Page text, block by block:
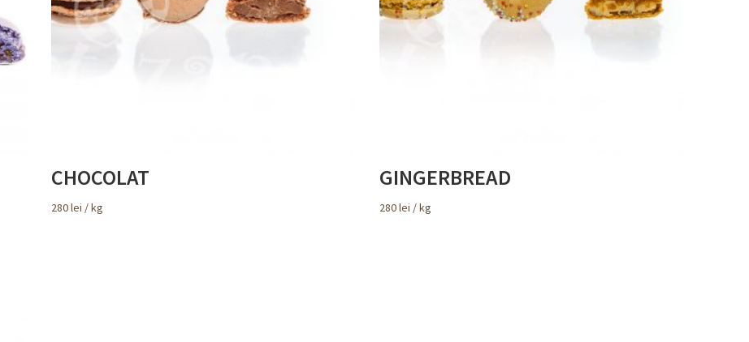
CHOCOLAT
280lei / kg
GINGERBREAD
280lei / kg